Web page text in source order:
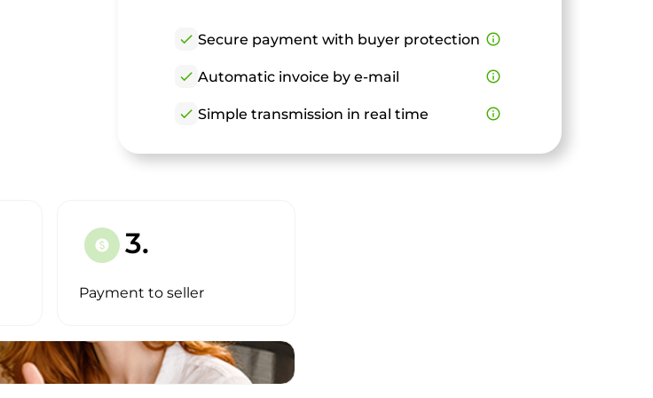
check Secure payment with buyer protection info_outline
check Automatic invoice by e-mail info_outline
check Simple transmission in real time info_outline
paid 3.
Payment to seller